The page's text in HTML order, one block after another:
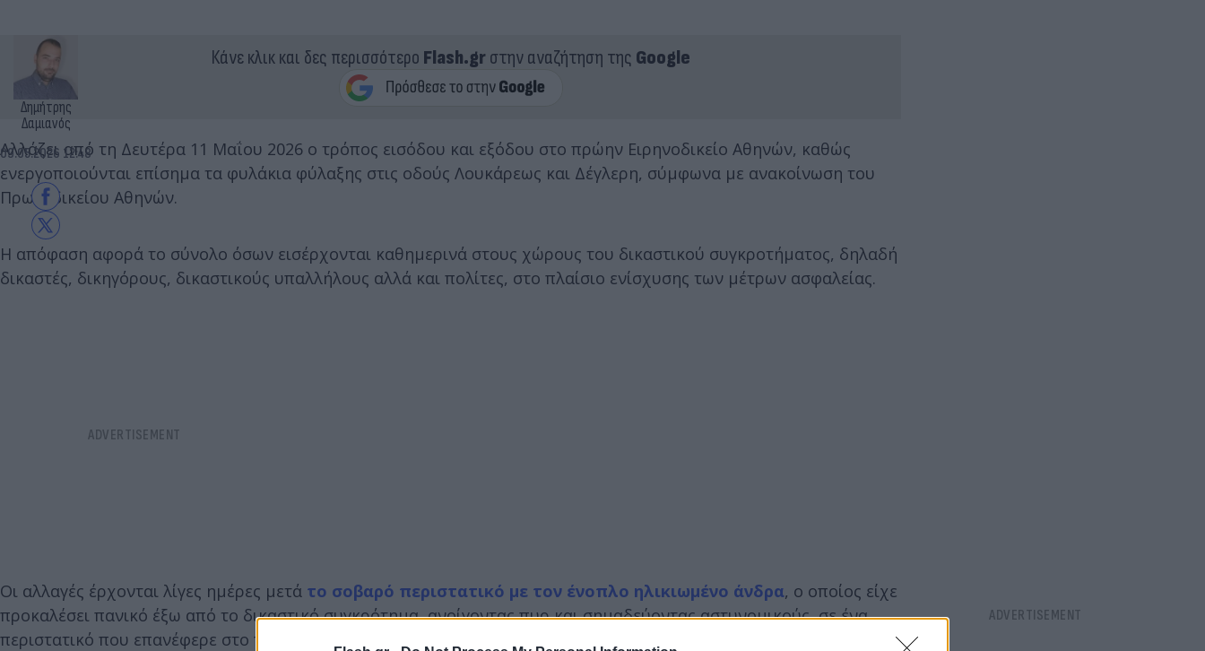
Δημήτρης
Δαμιανός
09.05.2026 12:48
Κάνε κλικ και δες περισσότερο Flash.grστην αναζήτηση της Google
Αλλάζει από τη Δευτέρα 11 Μαΐου 2026 ο τρόπος εισόδου και εξόδου στο πρώην Ειρηνοδικείο Αθηνών, καθώς
ενεργοποιούνται επίσημα τα φυλάκια φύλαξης στις οδούς Λουκάρεως και Δέγλερη, σύμφωνα με ανακοίνωση του
Πρωτοδικείου Αθηνών.
Η απόφαση αφορά το σύνολο όσων εισέρχονται καθημερινά στους χώρους του δικαστικού συγκροτήματος, δηλαδή
δικαστές, δικηγόρους, δικαστικούς υπαλλήλους αλλά και πολίτες, στο πλαίσιο ενίσχυσης των μέτρων ασφαλείας.
Οι αλλαγές έρχονται λίγες ημέρες μετά το σοβαρό περιστατικό με τον ένοπλο ηλικιωμένο άνδρα, ο οποίος είχε
προκαλέσει πανικό έξω από το δικαστικό συγκρότημα, ανοίγοντας πυρ και σημαδεύοντας αστυνομικούς, σε ένα
περιστατικό που επανέφερε στο προσκήνιο τα ζητήματα ασφάλειας στα δικαστήρια της Αθήνας.